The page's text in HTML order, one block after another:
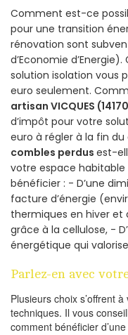
Comment est-ce
pour une transition
rénovation sont
d’Economie
solution isolation vous
euro seulement.
artisan VICQUES
d’impôt pour votre
euro à régler à la fin du
combles perdus est-
votre espace habitable
bénéficier : - D’une
facture d’énergie
thermiques en hiver et
grâce à la cellulose, -
énergétique qui
Parlez-en avec
Plusieurs choix s’offrent
techniques. Il vous
comment bénéficier d’une